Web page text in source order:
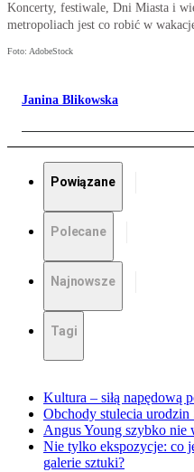
Koncerty, festiwale, Dni Miasta i
metropoliach jest co robić w
Foto: AdobeStock
Janina Blikowska
Powiązane
Polecane
Najnowsze
Tagi
Kultura – siłą napędową
Obchody stulecia
Angus Young szybko nie
Nie tylko ekspozycje: co
galerie sztuki?